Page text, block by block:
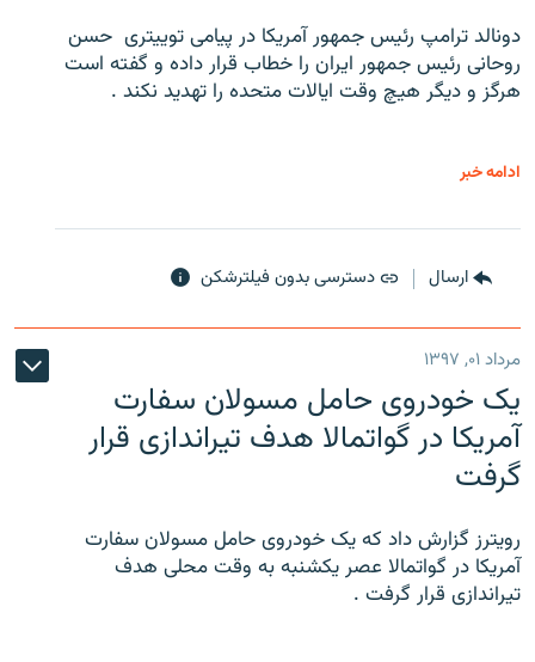
دونالد ترامپ رئیس جمهور آمریکا در پیامی توییتری ‌ حسن
روحانی رئیس جمهور ایران را خطاب قرار داده و گفته است
هرگز و دیگر هیچ وقت ایالات متحده را تهدید نکند .
ادامه خبر
ارسال دسترسی بدون فیلترشکن
مرداد ۰۱, ۱۳۹۷
یک خودروی حامل مسولان سفارت
آمریکا در گواتمالا هدف تیراندازی قرار
گرفت
رویترز گزارش داد که یک خودروی حامل مسولان سفارت
آمریکا در گواتمالا عصر یکشنبه به وقت محلی هدف
تیراندازی قرار گرفت .